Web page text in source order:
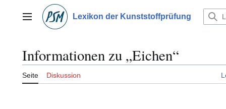
springenHauptmenü Lexikon der Kunststoffprüfung
Informationen zu „Eichen“
Seite Diskussion